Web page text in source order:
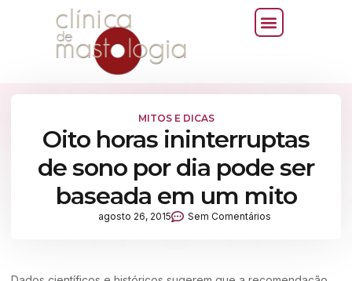
MITOS E DICAS
Oito horas ininterruptas
de sono por dia pode ser
baseada em um mito
agosto 26, 2015 Sem Comentários